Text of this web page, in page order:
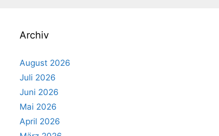
Archiv
August 2026
Juli 2026
Juni 2026
Mai 2026
April 2026